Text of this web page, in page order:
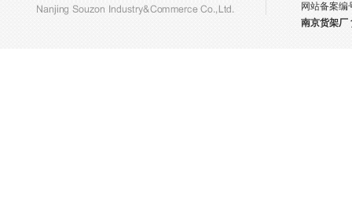
网站备案编
南京货架厂